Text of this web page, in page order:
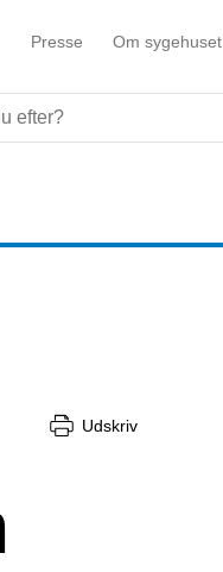
Presse Om sygehuset
Udskriv